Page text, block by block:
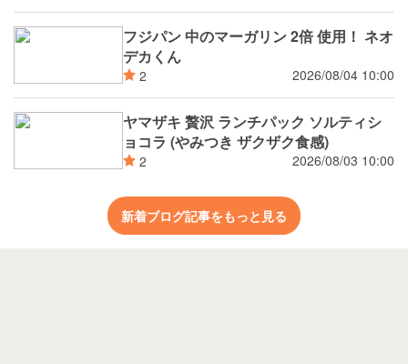
フジパン 中のマーガリン 2倍 使用！ ネオ
デカくん
2 2026/08/04 10:00
ヤマザキ 贅沢 ランチパック ソルティシ
ョコラ (やみつき ザクザク食感)
2 2026/08/03 10:00
新着ブログ記事をもっと見る